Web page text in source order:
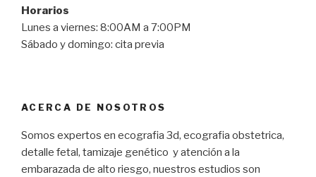
Horarios
Lunes a viernes: 8:00AM a 7:00PM
Sábado y domingo: cita previa
ACERCA DE NOSOTROS
Somos expertos en ecografia 3d, ecografia obstetrica,
detalle fetal, tamizaje genético y atención a la
embarazada de alto riesgo, nuestros estudios son